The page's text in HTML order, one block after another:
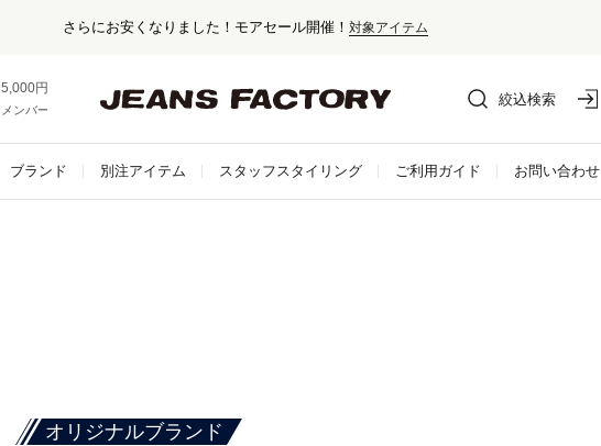
さらにお安くなりました！モアセール開催！ 対象アイテム
5,000円以上お買い上げで送料無料！
メンバー登録でお得な情報をゲット。さらに詳しく
絞込検索
ブランド 別注アイテム スタッフスタイリング ご利用ガイド お問い合わせ
オリジナルブランド